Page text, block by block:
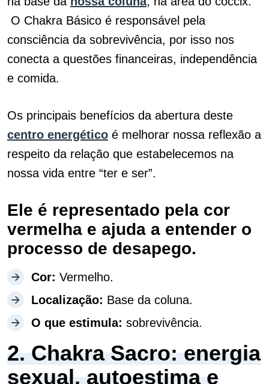
O Chakra Básico é responsável pela
consciência da sobrevivência, por isso nos
conecta a questões financeiras, independência
e comida.
Os principais benefícios da abertura deste
centro energético é melhorar nossa reflexão a
respeito da relação que estabelecemos na
nossa vida entre “ter e ser”.
Ele é representado pela cor
vermelha e ajuda a entender o
processo de desapego.
Cor: Vermelho.
Localização: Base da coluna.
O que estimula: sobrevivência.
2. Chakra Sacro: energia
sexual, autoestima e